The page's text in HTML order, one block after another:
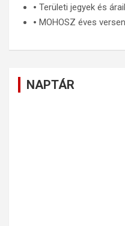
🞄 Területi jegyek és
🞄 MOHOSZ éves
NAPTÁR